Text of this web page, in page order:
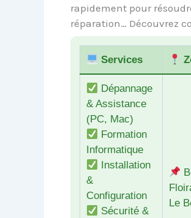
rapidement pour
réparation… Découvrez
Services
Dépannage
& Assistance
(PC, Mac)
Formation
Informatique
Installation
&
Configuration
Sécurité &
Le